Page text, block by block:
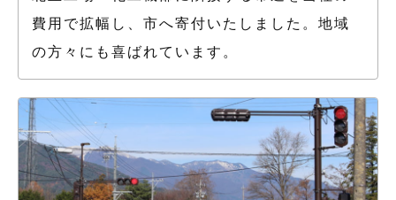
費用で拡幅し、市へ寄付いたしました。地域
の方々にも喜ばれています。